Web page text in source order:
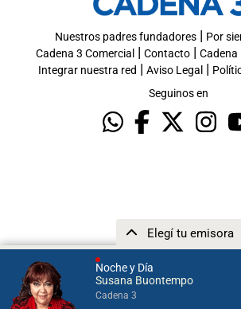
Noche y Día
Susana Buontempo
Cadena 3
Elegí tu emisora
Nuestros padres fundadores| Por
Cadena 3 Comercial | Contacto| Cadena
Integrar nuestra red | Aviso Legal |
Seguinos en